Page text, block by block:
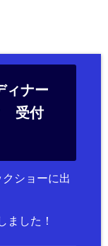
ィナー
受付
ショーに出
ました！